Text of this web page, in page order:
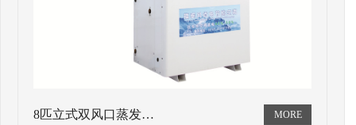
8匹立式双风口蒸发…